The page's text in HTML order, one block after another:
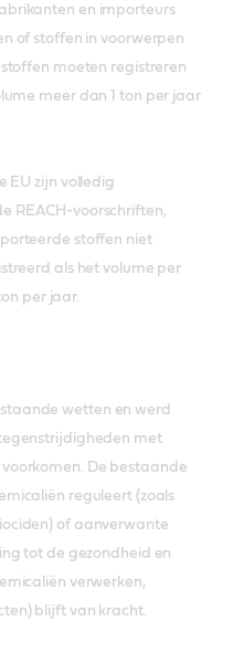
en importeurs
of stoffen in voorwerpen
moeten registreren
meer dan 1 ton per jaar
EU zijn volledig
REACH-voorschriften,
stoffen niet
als het volume per
per jaar.
wetten en werd
met
De bestaande
reguleert (zoals
of aanverwante
tot de gezondheid en
verwerken,
blijft van kracht.